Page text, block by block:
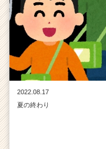
2022.08.17
夏の終わり